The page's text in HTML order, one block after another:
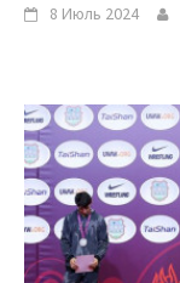
8 Июль 2024